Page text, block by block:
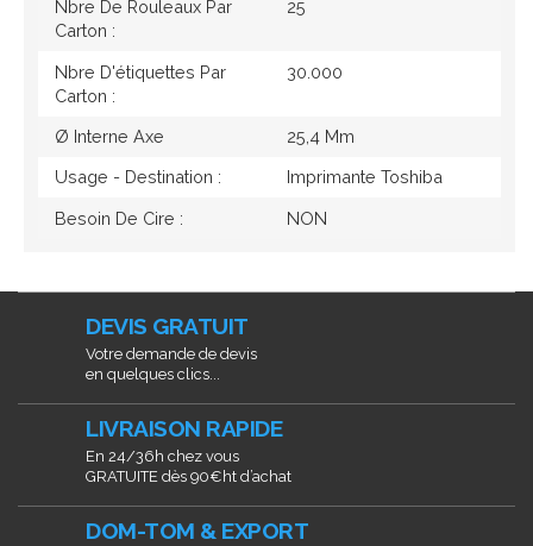
Nbre De Rouleaux Par
Carton :
25
Nbre D'étiquettes Par
Carton :
30.000
Ø Interne Axe 25,4 Mm
Usage - Destination : Imprimante Toshiba
Besoin De Cire : NON
DEVIS GRATUIT
Votre demande de devis
en quelques clics...
LIVRAISON RAPIDE
En 24/36h chez vous
GRATUITE dès 90€ht d’achat
DOM-TOM & EXPORT